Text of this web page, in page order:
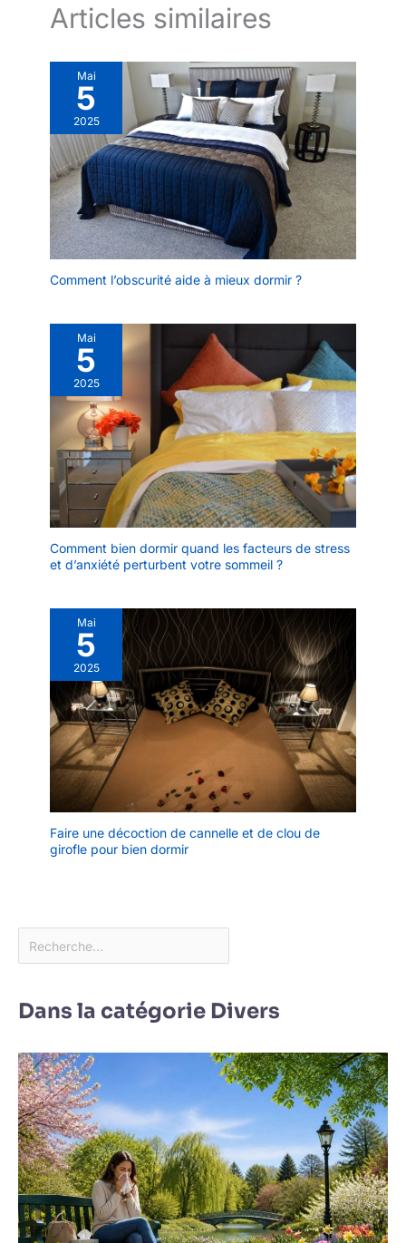
Articles similaires
Mai
5
2025
Comment l’obscurité aide à mieux dormir ?
Mai
5
2025
Comment bien dormir quand les facteurs de stress
et d’anxiété perturbent votre sommeil ?
Mai
5
2025
Faire une décoction de cannelle et de clou de
girofle pour bien dormir
Dans la catégorie Divers